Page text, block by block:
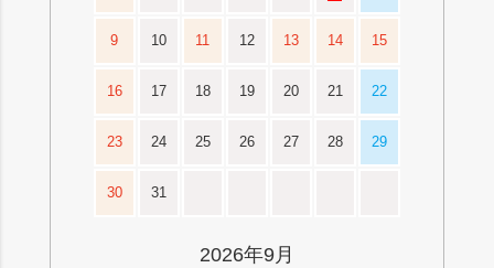
9 10 11 12 13 14 15
16 17 18 19 20 21 22
23 24 25 26 27 28 29
30 31
2026年9月